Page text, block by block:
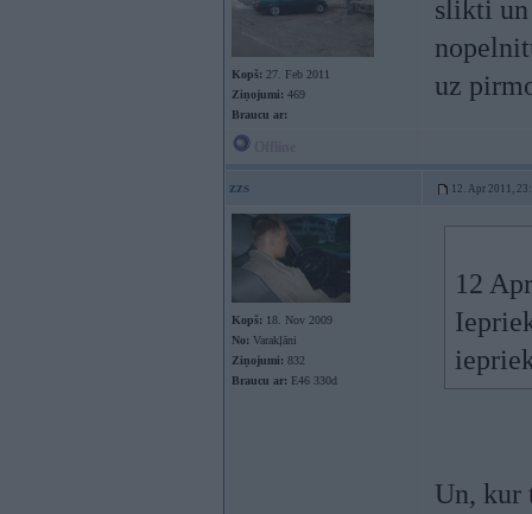
Kopš: 27. Feb 2011
Ziņojumi: 469
Braucu ar:
slikti un
uz
zzs 12. Apr 2011,
Kopš: 18. Nov 2009
No: Varakļāni
Ziņojumi: 832
Braucu ar: E46 330d
12
Un, kur